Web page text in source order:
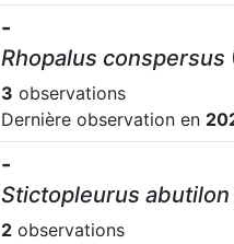
-
Rhopalus conspersus
3 observations
Dernière observation en
-
Stictopleurus abutilon
2 observations